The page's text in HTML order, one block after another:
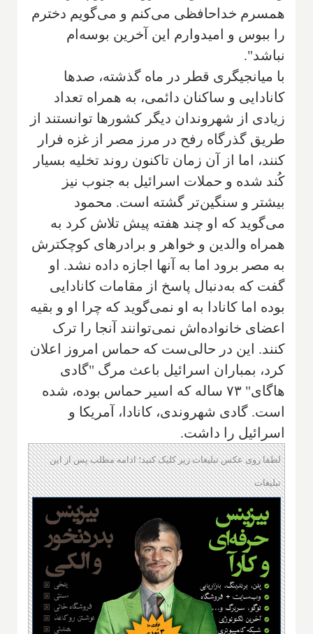
همسرم خداحافظی می‌کنم و می‌گویم دخترم
را ببوس و امیدوارم این آخرین بوسه‌ام
نباشد".
با میانجیگری قطر در ماه گذشته، صدها
کانادایی و ساکنان دائمی، به همراه تعداد
زیادی از شهروندان دیگر کشورها توانستند از
طریق گذرگاه رفح در مرز مصر از غزه فرار
کنند، اما از آن زمان تاکنون روند تخلیه بسیار
کُند شده و حملات اسرائیل به جنوب نیز
بیشتر و سنگین‌تر گشته است. محمود
می‌گوید که او چند هفته پیش تلاش کرد به
همراه والدین و خواهر و برادرهای کوچکترش
به مصر برود اما به آنها اجازه داده نشد. او
گفت که به‌دنبال پاسخ از مقامات کانادایی
بوده اما کانادا به او نمی‌گوید که چرا او و بقیه
اعضای خانواده‌اش نمی‌توانند آنجا را ترک
کنند. این در حالی‌ست که حماس امروز اعلان
کرد، بمباران اسرائیل باعث مرگ "گادی
هاگای" ۷۳ ساله که اسیر حماس بوده، شده
است. گادی شهروندی، کانادا، آمریکا و
اسرائیل را داشت.
لطفا روی عکس تبلیغات زیر کلیک کنید؛ ادامه مطلب پس از این
تبلیغات